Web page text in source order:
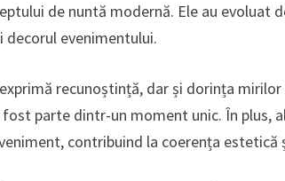
de nuntă modernă. Ele au evoluat
evenimentului.
recunoștință, dar și dorința
parte dintr-un moment unic. În
contribuind la coerența estetică